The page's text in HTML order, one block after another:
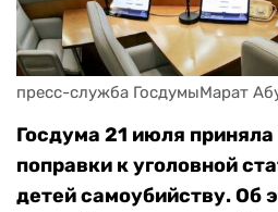
пресс-служба ГосдумыМарат
Госдума 21 июля
поправки к уголовной
детей самоубийству. Об